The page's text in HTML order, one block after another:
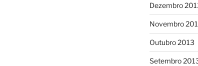
Dezembro
Novembro
Outubro 2013
Setembro